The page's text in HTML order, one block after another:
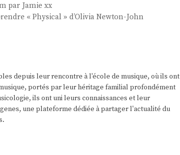
par Jamie xx
« Physical » d’Olivia Newton-John
depuis leur rencontre à l'école de musique, où ils ont
portés par leur héritage familial profondément
ils ont uni leurs connaissances et leur
une plateforme dédiée à partager l'actualité du